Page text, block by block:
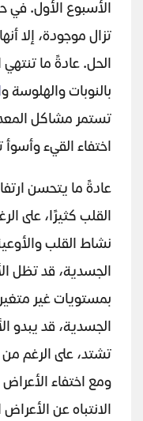
الأسبوع الأول. في
تزال موجودة، إلا
الحل. عادةً ما تنتهي
بالنوبات والهلوسة و
تستمر مشاكل
اختفاء القيء
عادةً ما يتحسن
القلب كثيرًا، على
نشاط القلب
الجسدية، قد تظل
بمستويات غير
الجسدية، قد يبدو
تشتد، على الرغم من
ومع اختفاء
الانتباه عن